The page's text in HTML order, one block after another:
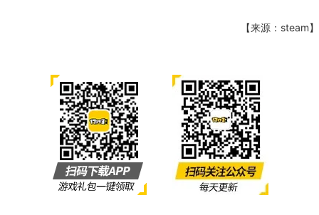
【来源：steam】